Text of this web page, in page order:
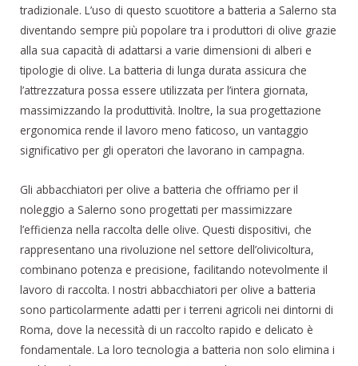
tradizionale. L’uso di questo scuotitore a batteria a Salerno sta
diventando sempre più popolare tra i produttori di olive grazie
alla sua capacità di adattarsi a varie dimensioni di alberi e
tipologie di olive. La batteria di lunga durata assicura che
l’attrezzatura possa essere utilizzata per l’intera giornata,
massimizzando la produttività. Inoltre, la sua progettazione
ergonomica rende il lavoro meno faticoso, un vantaggio
significativo per gli operatori che lavorano in campagna.
Gli abbacchiatori per olive a batteria che offriamo per il
noleggio a Salerno sono progettati per massimizzare
l’efficienza nella raccolta delle olive. Questi dispositivi, che
rappresentano una rivoluzione nel settore dell’olivicoltura,
combinano potenza e precisione, facilitando notevolmente il
lavoro di raccolta. I nostri abbacchiatori per olive a batteria
sono particolarmente adatti per i terreni agricoli nei dintorni di
Roma, dove la necessità di un raccolto rapido e delicato è
fondamentale. La loro tecnologia a batteria non solo elimina i